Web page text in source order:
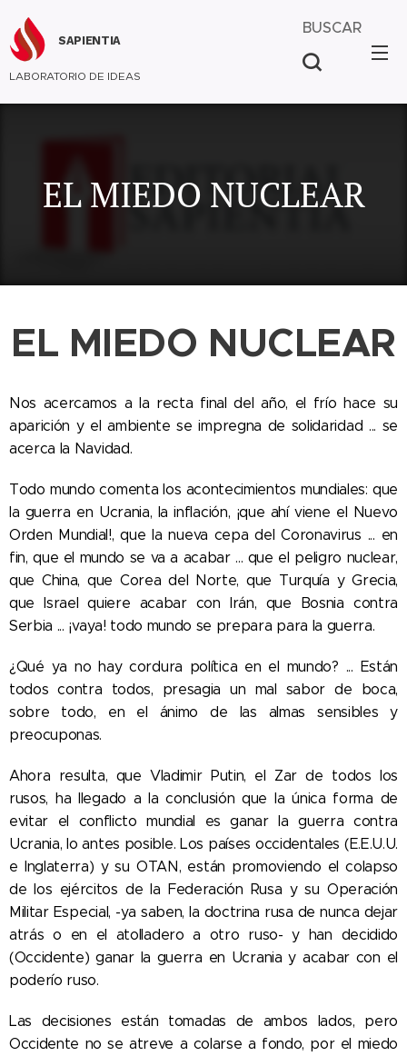
SAPIENTIA
LABORATORIO DE IDEAS
BUSCAR
EL MIEDO NUCLEAR
EL MIEDO NUCLEAR
Nos acercamos a la recta final del año, el frío hace su
aparición y el ambiente se impregna de solidaridad ... se
acerca la Navidad.
Todo mundo comenta los acontecimientos mundiales: que
la guerra en Ucrania, la inflación, ¡que ahí viene el Nuevo
Orden Mundial!, que la nueva cepa del Coronavirus ... en
fin, que el mundo se va a acabar ... que el peligro nuclear,
que China, que Corea del Norte, que Turquía y Grecia,
que Israel quiere acabar con Irán, que Bosnia contra
Serbia ... ¡vaya! todo mundo se prepara para la guerra.
¿Qué ya no hay cordura política en el mundo? ... Están
todos contra todos, presagia un mal sabor de boca,
sobre todo, en el ánimo de las almas sensibles y
preocuponas.
Ahora resulta, que Vladimir Putin, el Zar de todos los
rusos, ha llegado a la conclusión que la única forma de
evitar el conflicto mundial es ganar la guerra contra
Ucrania, lo antes posible. Los países occidentales (E.E.U.U.
e Inglaterra) y su OTAN, están promoviendo el colapso
de los ejércitos de la Federación Rusa y su Operación
Militar Especial, -ya saben, la doctrina rusa de nunca dejar
atrás o en el atolladero a otro ruso- y han decidido
(Occidente) ganar la guerra en Ucrania y acabar con el
poderío ruso.
Las decisiones están tomadas de ambos lados, pero
Occidente no se atreve a colarse a fondo, por el miedo